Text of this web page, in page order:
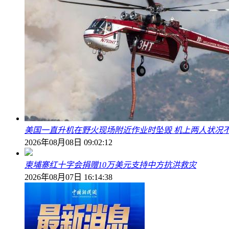
美国一直升机在野火现场附近作业时坠毁 机上两人状况
2026年08月08日 09:02:12
柬埔寨红十字会捐赠10万美元支持中方抗洪救灾
2026年08月07日 16:14:38